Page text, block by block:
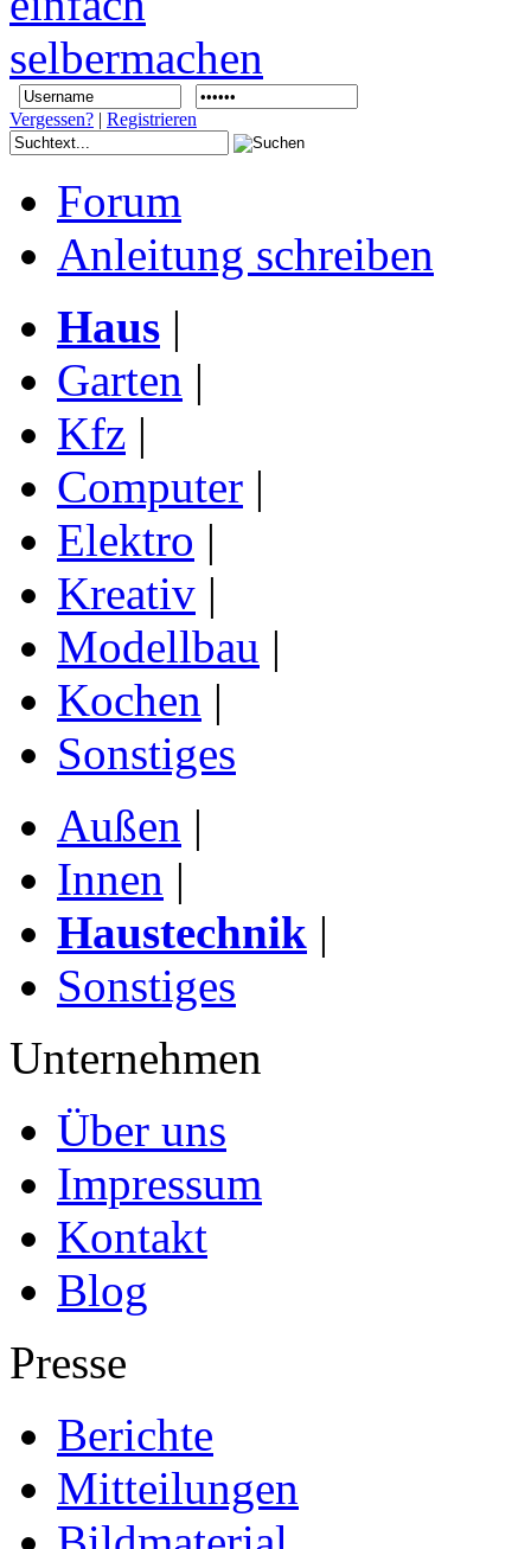
Vergessen? | Registrieren
Forum
Anleitung schreiben
Haus |
Garten |
Kfz |
Computer |
Elektro |
Kreativ |
Modellbau |
Kochen |
Sonstiges
Außen |
Innen |
Haustechnik |
Sonstiges
Unternehmen
Über uns
Impressum
Kontakt
Blog
Presse
Berichte
Mitteilungen